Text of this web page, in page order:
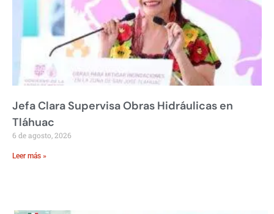
Jefa Clara Supervisa Obras Hidráulicas en
Tláhuac
6 de agosto, 2026
Leer más »